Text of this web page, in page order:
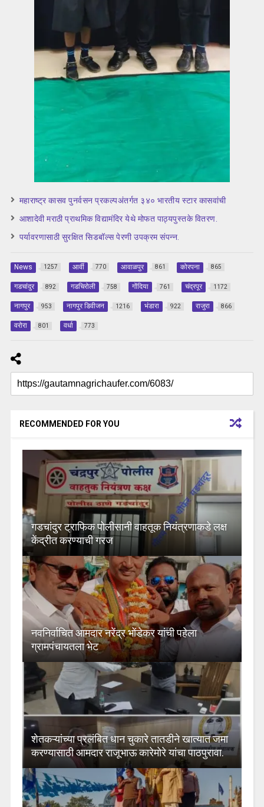
महाराष्ट्र कासव पुनर्वसन प्रकल्पअंतर्गत ३४० भारतीय स्टार कासवांची
आशादेवी मराठी प्राथमिक विद्यामंदिर येथे मोफत पाठ्यपुस्तके वितरण.
पर्यावरणासाठी सुरक्षित सिडबॉल्स पेरणी उपक्रम संपन्न.
News 1257 आर्वी 770 आवाळपुर 861 कोरपना 865
गडचांदुर 892 गडचिरोली 758 गोंदिया 761 चंद्रपूर 1172
नागपुर 953 नागपुर डिवीजन 1216 भंडारा 922 राजुरा 866
वरोरा 801 वर्धा 773
RECOMMENDED FOR YOU
गडचांदुर ट्राफिक पोलीसानी वाहतूक नियंत्रणाकडे लक्ष
केंद्रीत करण्याची गरज
नवनिर्वाचित आमदार नरेंद्र भोंडेकर यांची पहेला
ग्रामपंचायतला भेट
शेतकऱ्यांच्या प्रलंबित धान चुकारे तातडीने खात्यात जमा
करण्यासाठी आमदार राजूभाऊ कारेमोरे यांचा पाठपुरावा.